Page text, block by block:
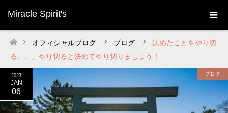
Miracle Spirit's
ホーム
オフィシャルブログ ブログ
決めたことをやり切
る、、、やり切ると決めてやり切りましょう！
2023
JAN
06
ブログ